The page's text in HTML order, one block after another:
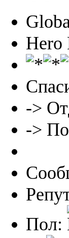
Hero
->
->
Пол: